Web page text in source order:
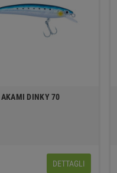
AKAMI DINKY 70
DETTAGLI